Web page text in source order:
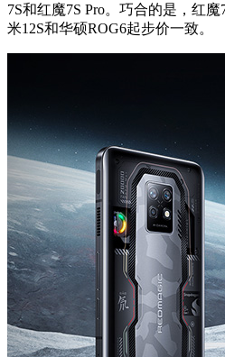
7S和红魔7S Pro。巧合的是，红
米12S和华硕ROG6起步价一致。